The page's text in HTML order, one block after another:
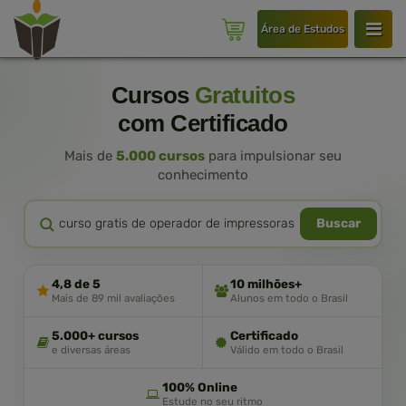
Área de Estudos
Cursos Gratuitos
com Certificado
Mais de 5.000 cursos para impulsionar seu
conhecimento
Buscar
4,8 de 5
Mais de 89 mil avaliações
10 milhões+
Alunos em todo o Brasil
5.000+ cursos
e diversas áreas
Certificado
Válido em todo o Brasil
100% Online
Estude no seu ritmo